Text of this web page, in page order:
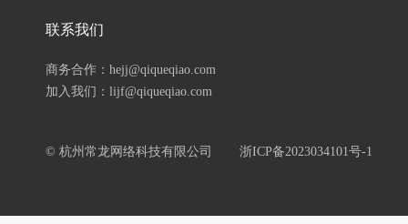
联系我们
商务合作：hejj@qiqueqiao.com
加入我们：lijf@qiqueqiao.com
© 杭州常龙网络科技有限公司 浙ICP备2023034101号-1